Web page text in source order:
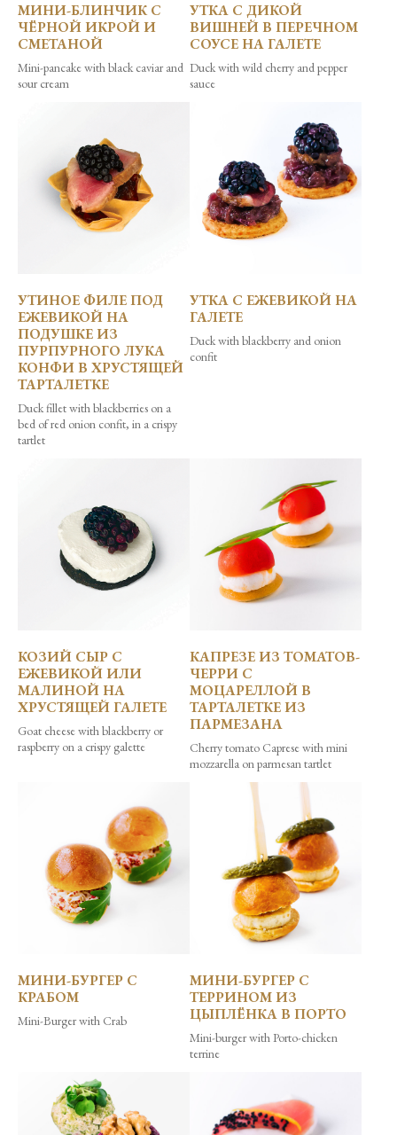
МИНИ-БЛИНЧИК С
ЧЁРНОЙ ИКРОЙ И
СМЕТАНОЙ
Mini-pancake with black caviar and
sour cream
УТКА С ДИКОЙ
ВИШНЕЙ В ПЕРЕЧНОМ
СОУСЕ НА ГАЛЕТЕ
Duck with wild cherry and pepper
sauce
УТИНОЕ ФИЛЕ ПОД
ЕЖЕВИКОЙ НА
ПОДУШКЕ ИЗ
ПУРПУРНОГО ЛУКА
КОНФИ В ХРУСТЯЩЕЙ
ТАРТАЛЕТКЕ
Duck fillet with blackberries on a
bed of red onion confit, in a crispy
tartlet
УТКА С ЕЖЕВИКОЙ НА
ГАЛЕТЕ
Duck with blackberry and onion
confit
КОЗИЙ СЫР С
ЕЖЕВИКОЙ ИЛИ
МАЛИНОЙ НА
ХРУСТЯЩЕЙ ГАЛЕТЕ
Goat cheese with blackberry or
raspberry on a crispy galette
КАПРЕЗЕ ИЗ ТОМАТОВ-
ЧЕРРИ С
МОЦАРЕЛЛОЙ В
ТАРТАЛЕТКЕ ИЗ
ПАРМЕЗАНА
Cherry tomato Caprese with mini
mozzarella on parmesan tartlet
МИНИ-БУРГЕР С
КРАБОМ
Mini-Burger with Crab
МИНИ-БУРГЕР С
ТЕРРИНОМ ИЗ
ЦЫПЛЁНКА В ПОРТО
Mini-burger with Porto-chicken
terrine